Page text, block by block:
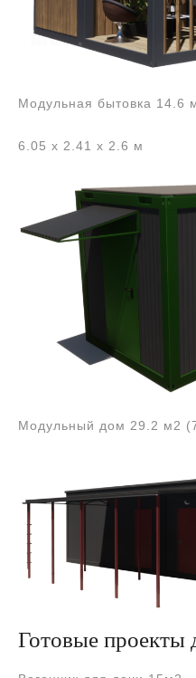
Модульная бытовка 14.6
6.05 x 2.41 x 2.6 м
Модульный дом 29.2 м2
Готовые проекты